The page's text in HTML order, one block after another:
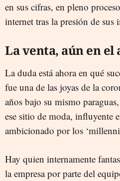
en sus cifras, en pleno
internet tras la presión de sus
La venta, aún en el
La duda está ahora en qué
fue una de las joyas de la
años bajo su mismo
ese sitio de moda, influyente
ambicionado por los
Hay quien internamente
la empresa por parte del